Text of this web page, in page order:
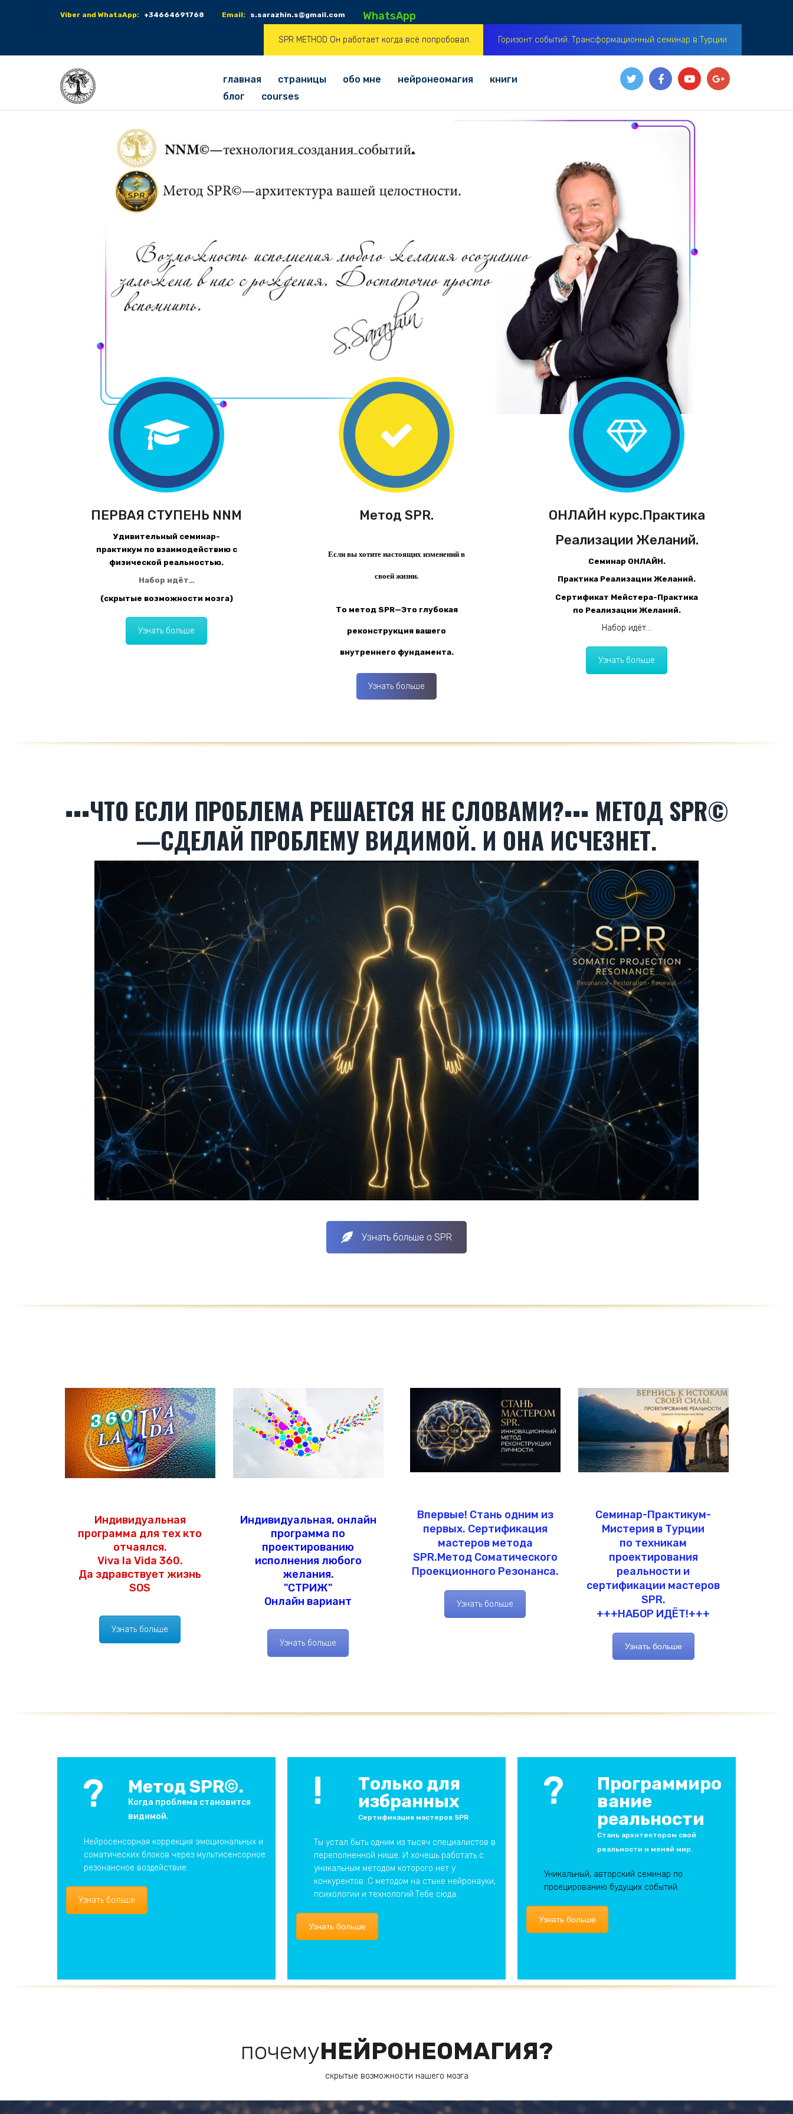
Viber and WhataApp: +34664691768 Email: s.sarazhin.s@gmail.com WhatsApp
SPR METHOD Он работает когда всё попробовал. Горизонт событий. Трансформационный семинар в Турции
главная страницы обо мне нейронеомагия
книги
блог
courses
ПЕРВАЯ СТУПЕНЬ NNM
Удивительный семинар-
практикум по взаимодействию с
физической реальностью.
Набор идёт…
(скрытые возможности мозга)
Узнать больше
Метод SPR.
Если вы хотите настоящих изменений в
своей жизни.
То метод SPR—Это глубокая
реконструкция вашего
внутреннего фундамента.
Узнать больше
ОНЛАЙН курс.Практика
Реализации Желаний.
Семинар ОНЛАЙН.
Практика Реализации Желаний.
Сертификат Мейстера-Практика
по Реализации Желаний.
Набор идёт…
Узнать больше
▪▪▪ЧТО ЕСЛИ ПРОБЛЕМА РЕШАЕТСЯ НЕ СЛОВАМИ?▪▪▪ МЕТОД SPR©
—СДЕЛАЙ ПРОБЛЕМУ ВИДИМОЙ. И ОНА ИСЧЕЗНЕТ.
Узнать больше о SPR
Индивидуальная
программа для тех кто
отчаялся.
Viva la Vida 360.
Да здравствует жизнь
SOS
Узнать больше
Индивидуальная, онлайн
программа по
проектированию
исполнения любого
желания.
"СТРИЖ"
Онлайн вариант
Узнать больше
Впервые! Стань одним из
первых. Сертификация
мастеров метода
SPR.Метод Соматического
Проекционного Резонанса.
Узнать больше
Семинар-Практикум-
Мистерия в Турции
по техникам
проектирования
реальности и
сертификации мастеров
SPR.
+++НАБОР ИДЁТ!+++
Узнать больше
? Метод SPR©.
Когда проблема становится
видимой.
Нейросенсорная коррекция эмоциональных и
соматических блоков через мультисенсорное
резонансное воздействие.
Узнать больше
!
Только для
избранных
Сертификация мастеров SPR
Ты устал быть одним из тысяч специалистов в
переполненной нише. И хочешь работать с
уникальным методом которого нет у
конкурентов. С методом на стыке нейронауки,
психологии и технологий.Тебе сюда.
Узнать больше
?
Программиро
вание
реальности
Стань архитектором свой
реальности и меняй мир.
Уникальный, авторский семинар по
проецированию будущих событий.
Узнать больше
почемуНЕЙРОНЕОМАГИЯ?
скрытые возможности нашего мозга